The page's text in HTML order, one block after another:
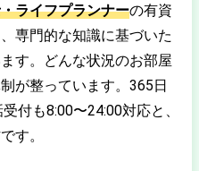
ライフプランナーの有資
専門的な知識に基づいた
す。どんな状況のお部屋
が整っています。365日
付も8:00〜24:00対応と、
す。